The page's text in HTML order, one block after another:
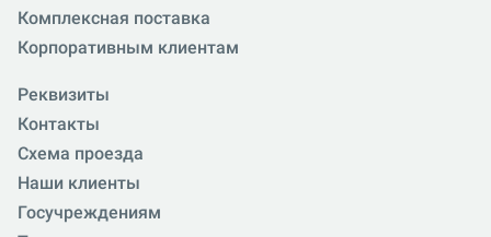
Комплексная поставка
Корпоративным клиентам
Реквизиты
Контакты
Схема проезда
Наши клиенты
Госучреждениям